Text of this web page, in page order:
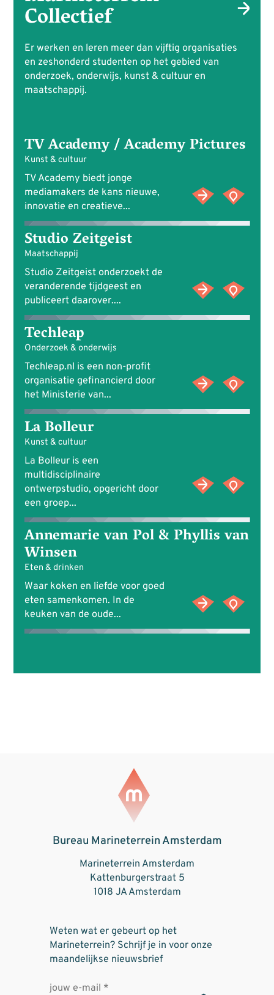
Collectief
Er werken en leren meer dan vijftig organisaties
en zeshonderd studenten op het gebied van
onderzoek, onderwijs, kunst & cultuur en
maatschappij.
TV Academy / Academy Pictures
Kunst & cultuur
TV Academy biedt jonge
mediamakers de kans nieuwe,
innovatie en creatieve...
Studio Zeitgeist
Maatschappij
Studio Zeitgeist onderzoekt de
veranderende tijdgeest en
publiceert daarover....
Techleap
Onderzoek & onderwijs
Techleap.nl is een non-profit
organisatie gefinancierd door
het Ministerie van...
La Bolleur
Kunst & cultuur
La Bolleur is een
multidisciplinaire
ontwerpstudio, opgericht door
een groep...
Annemarie van Pol & Phyllis van
Winsen
Eten & drinken
Waar koken en liefde voor goed
eten samenkomen. In de
keuken van de oude...
Bureau Marineterrein Amsterdam
Marineterrein Amsterdam
Kattenburgerstraat 5
1018 JA Amsterdam
Weten wat er gebeurt op het
Marineterrein? Schrijf je in voor onze
maandelijkse nieuwsbrief